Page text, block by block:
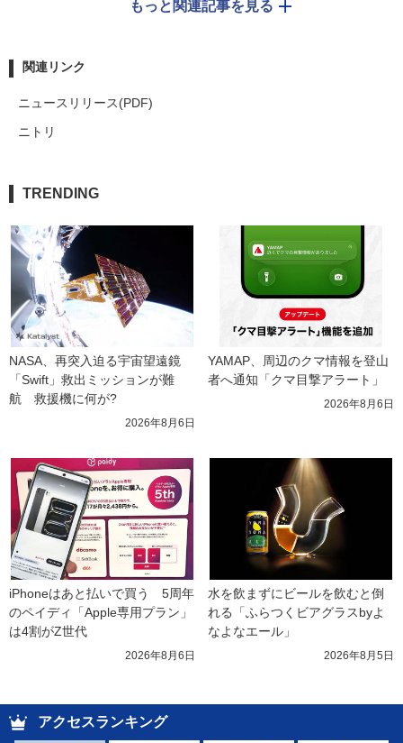
もっと関連記事を見る
関連リンク
ニュースリリース(PDF)
ニトリ
TRENDING
NASA、再突入迫る宇宙望遠鏡
「Swift」救出ミッションが難
航　救援機に何が?
2026年8月6日
YAMAP、周辺のクマ情報を登山
者へ通知「クマ目撃アラート」
2026年8月6日
iPhoneはあと払いで買う　5周年
のペイディ「Apple専用プラン」
は4割がZ世代
2026年8月6日
水を飲まずにビールを飲むと倒
れる「ふらつくビアグラスbyよ
なよなエール」
2026年8月5日
アクセスランキング